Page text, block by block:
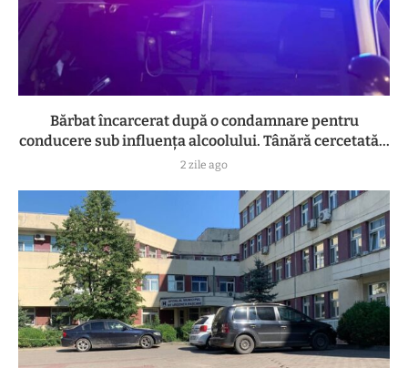
Bărbat încarcerat după o condamnare pentru
conducere sub influența alcoolului. Tânără cercetată...
2 zile ago